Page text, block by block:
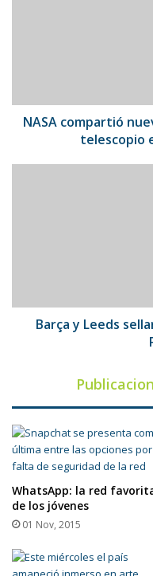
espacial
James
NASA compartió
telescopio
de
RaphinhaBarça y Leeds
WhatsApp: la red
de los jóvenes
01 Nov, 2015